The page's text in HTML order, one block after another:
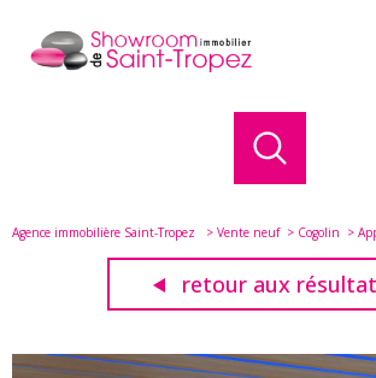
Agence immobilière Saint-Tropez Vente neuf Cogolin
retour aux